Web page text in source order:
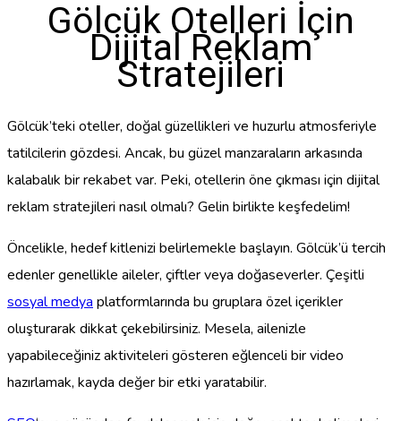
Gölcük Otelleri İçin
Dijital Reklam
Stratejileri
Gölcük’teki oteller, doğal güzellikleri ve huzurlu atmosferiyle
tatilcilerin gözdesi. Ancak, bu güzel manzaraların arkasında
kalabalık bir rekabet var. Peki, otellerin öne çıkması için dijital
reklam stratejileri nasıl olmalı? Gelin birlikte keşfedelim!
Öncelikle, hedef kitlenizi belirlemekle başlayın. Gölcük’ü tercih
edenler genellikle aileler, çiftler veya doğaseverler. Çeşitli
sosyal medya platformlarında bu gruplara özel içerikler
oluşturarak dikkat çekebilirsiniz. Mesela, ailenizle
yapabileceğiniz aktiviteleri gösteren eğlenceli bir video
hazırlamak, kayda değer bir etki yaratabilir.